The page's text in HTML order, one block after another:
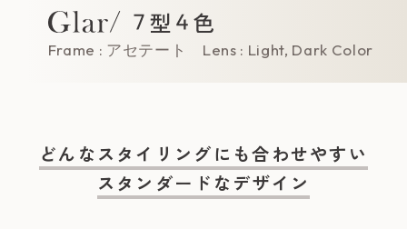
Frame : アセテート Lens : Light, Dark Color
どんなスタイリングにも合わせやすい
スタンダードなデザイン